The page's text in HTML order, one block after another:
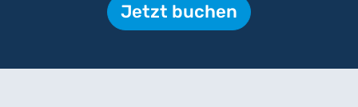
Jetzt buchen